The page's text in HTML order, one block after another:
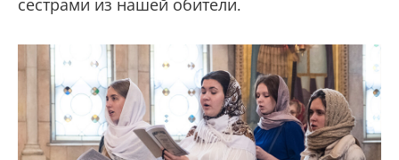
сестрами из нашей обители.